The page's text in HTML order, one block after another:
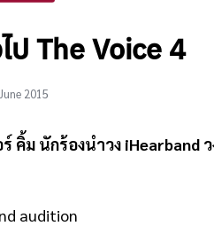
ป The Voice 4
2015
คิ้ม นักร้องนำวง iHearband
audition